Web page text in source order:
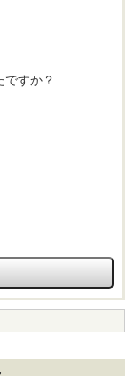
ですか？